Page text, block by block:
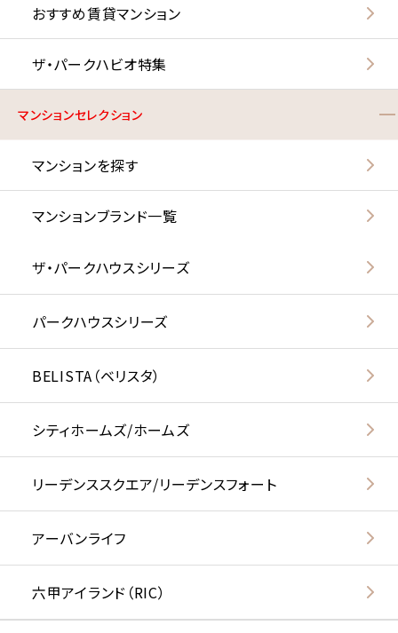
おすすめ賃貸マンション
ザ・パークハビオ特集
マンションセレクション
マンションを探す
マンションブランド一覧
ザ・パークハウスシリーズ
パークハウスシリーズ
BELISTA（ベリスタ）
シティホームズ/ホームズ
リーデンススクエア/リーデンスフォート
アーバンライフ
六甲アイランド（RIC）